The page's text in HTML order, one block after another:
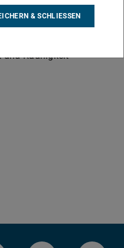
mit
und Rauhigkeit
& SCHLIESSEN